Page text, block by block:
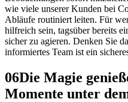
wie viele unserer Kunden bei
Abläufe routiniert leiten. Für
hilfreich sein, tagsüber bereits
sicher zu agieren. Denken Sie
informiertes Team ist ein
06Die Magie
Momente unter